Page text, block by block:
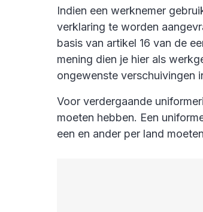
Indien een werknemer
verklaring te worden
basis van artikel 16 van de
mening dien je hier als
ongewenste verschuivingen
Voor verdergaande
moeten hebben. Een
een en ander per land